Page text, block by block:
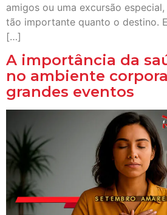
amigos ou uma excursão
tão importante quanto o destino.
[…]
A importância da
no ambiente
grandes eventos